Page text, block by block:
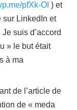
pfXk-OI ) et
sur LinkedIn et
suis d’accord
» le but était
à ma
de l’article de
de « meda